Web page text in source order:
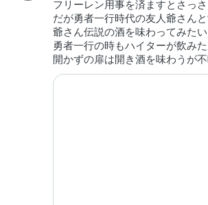
フリーレン用事を済ますとさっ
だが勇者一行時代の友人爺さん
爺さん伝説の酒を味わってみたい
勇者一行の時もハイターが飲み
開かずの扉は開き酒を味わうが